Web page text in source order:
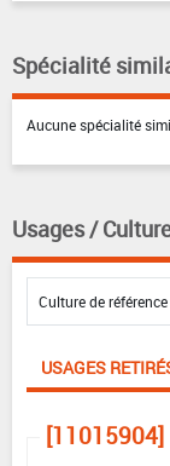
Spécialité
Aucune spécialité
Usages /
USAGES
[11015904]